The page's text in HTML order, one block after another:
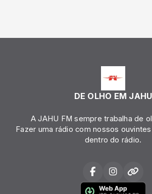
DE OLHO EM JAHU
A JAHU FM sempre trabalha de
Fazer uma rádio com nossos
dentro do rádio.